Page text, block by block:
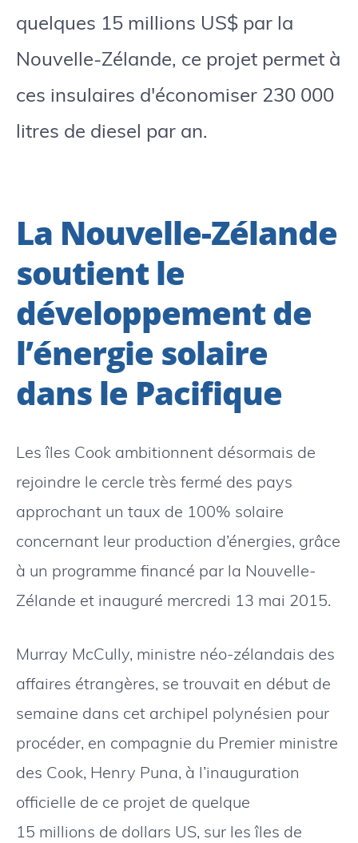
quelques 15 millions US$ par la
Nouvelle-Zélande, ce projet permet à
ces insulaires d'économiser 230 000
litres de diesel par an.
La Nouvelle-Zélande
soutient le
développement de
l’énergie solaire
dans le Pacifique
Les îles Cook ambitionnent désormais de
rejoindre le cercle très fermé des pays
approchant un taux de 100% solaire
concernant leur production d’énergies, grâce
à un programme financé par la Nouvelle-
Zélande et inauguré mercredi 13 mai 2015.
Murray McCully, ministre néo-zélandais des
affaires étrangères, se trouvait en début de
semaine dans cet archipel polynésien pour
procéder, en compagnie du Premier ministre
des Cook, Henry Puna, à l’inauguration
officielle de ce projet de quelque
15 millions de dollars US, sur les îles de